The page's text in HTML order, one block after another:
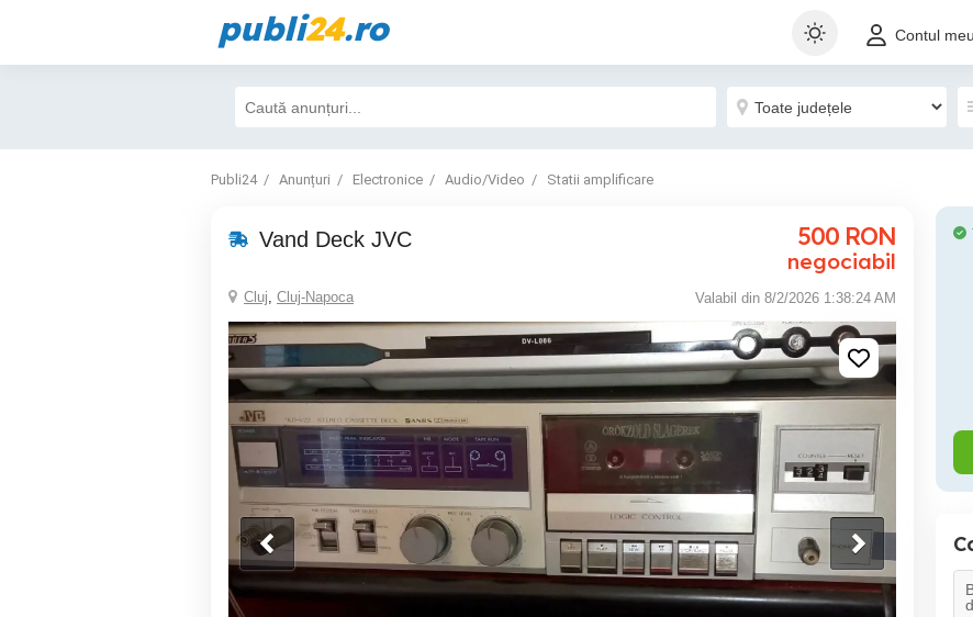
publi24.ro Contul meu
Publi24 Anunțuri Electronice Audio/Video Statii amplificare
Vand Deck JVC 500 RON
negociabil
Cluj, Cluj-Napoca Valabil din 8/2/2026 1:38:24 AM